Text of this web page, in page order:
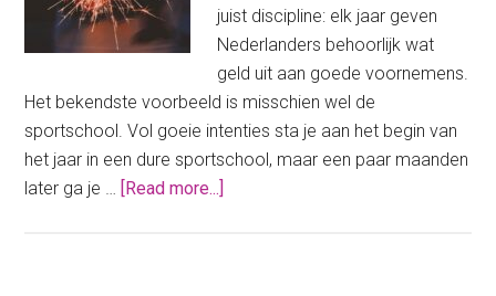
juist discipline: elk jaar geven
Nederlanders behoorlijk wat
geld uit aan goede voornemens.
Het bekendste voorbeeld is misschien wel de
sportschool. Vol goeie intenties sta je aan het begin van
het jaar in een dure sportschool, maar een paar maanden
later ga je …
[Read more...]